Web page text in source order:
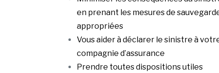
en prenant les mesures de
appropriées
Vous aider à déclarer le sinistre à
compagnie d’assurance
Prendre toutes dispositions utiles